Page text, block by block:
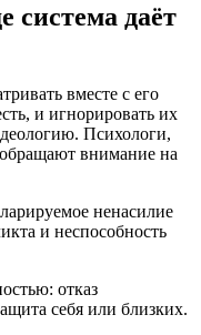
система даёт
вместе с его
и игнорировать их
Психологи,
внимание на
ненасилие
и неспособность
отказ
себя или близких.